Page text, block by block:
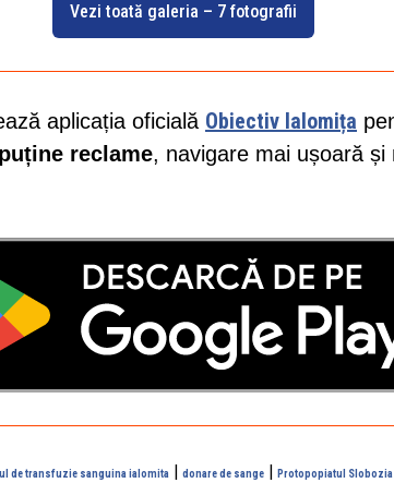
Vezi toată galeria – 7 fotografii
aplicația oficială Obiectiv Ialomița
reclame, navigare mai ușoară
de transfuzie sanguina ialomita | donare de sange | Protopopiatul Slobozia